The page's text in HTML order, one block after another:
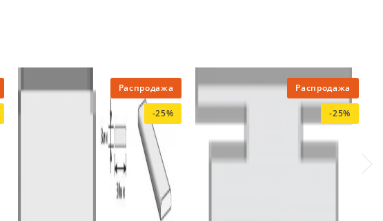
Распродажа
-25%
Распродажа
-25%